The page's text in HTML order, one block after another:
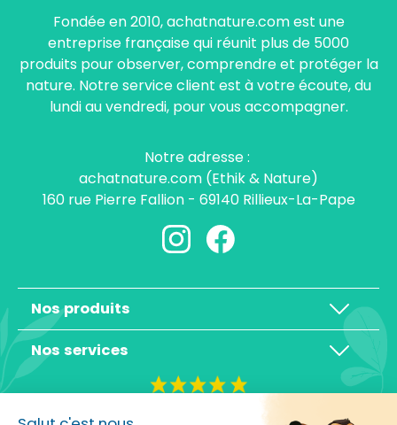
Fondée en 2010, achatnature.com est une
entreprise française qui réunit plus de 5000
produits pour observer, comprendre et protéger la
nature. Notre service client est à votre écoute, du
lundi au vendredi, pour vous accompagner.
Notre adresse :
achatnature.com (Ethik & Nature)
160 rue Pierre Fallion - 69140 Rillieux-La-Pape
Nos produits
Nos services